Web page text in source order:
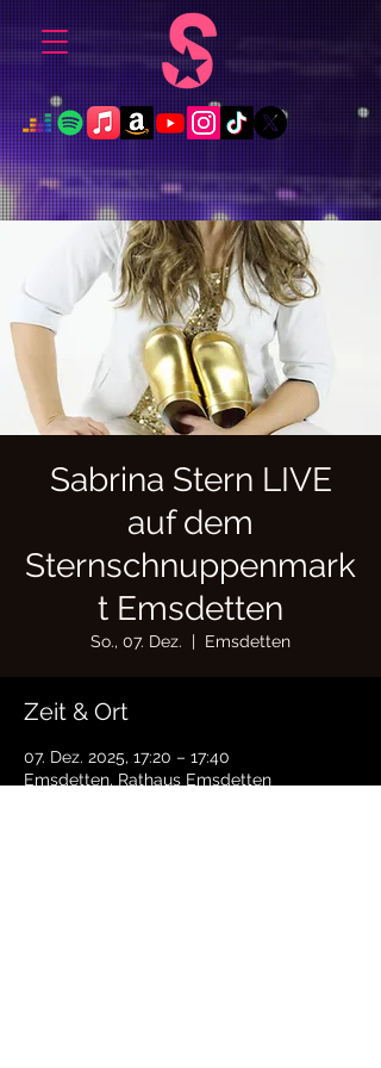
Sabrina Stern LIVE
auf dem
Sternschnuppenmark
t Emsdetten
So., 07. Dez.
  |
Emsdetten
Zeit & Ort
07. Dez. 2025, 17:20 – 17:40
Emsdetten, Rathaus Emsdetten